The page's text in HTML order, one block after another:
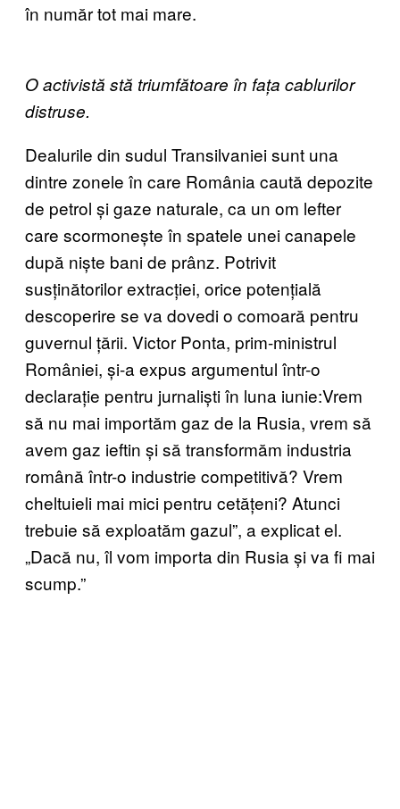
în număr tot mai mare.
O activistă stă triumfătoare în fața cablurilor
distruse.
Dealurile din sudul Transilvaniei sunt una
dintre zonele în care România caută depozite
de petrol și gaze naturale, ca un om lefter
care scormonește în spatele unei canapele
după niște bani de prânz. Potrivit
susținătorilor extracției, orice potențială
descoperire se va dovedi o comoară pentru
guvernul țării. Victor Ponta, prim-ministrul
României, și-a expus argumentul într-o
declarație pentru jurnaliști în luna iunie:Vrem
să nu mai importăm gaz de la Rusia, vrem să
avem gaz ieftin și să transformăm industria
română într-o industrie competitivă? Vrem
cheltuieli mai mici pentru cetățeni? Atunci
trebuie să exploatăm gazul”, a explicat el.
„Dacă nu, îl vom importa din Rusia și va fi mai
scump.”